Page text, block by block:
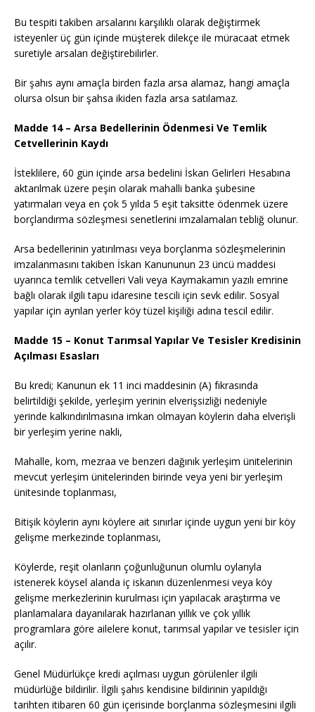
Bu tespiti takiben arsalarını karşılıklı olarak değiştirmek
isteyenler üç gün içinde müşterek dilekçe ile müracaat etmek
suretiyle arsaları değiştirebilirler.
Bir şahıs aynı amaçla birden fazla arsa alamaz, hangi amaçla
olursa olsun bir şahsa ikiden fazla arsa satılamaz.
Madde 14 – Arsa Bedellerinin Ödenmesi Ve Temlik
Cetvellerinin Kaydı
İsteklilere, 60 gün içinde arsa bedelini İskan Gelirleri Hesabına
aktarılmak üzere peşin olarak mahalli banka şubesine
yatırmaları veya en çok 5 yılda 5 eşit taksitte ödenmek üzere
borçlandırma sözleşmesi senetlerini imzalamaları tebliğ olunur.
Arsa bedellerinin yatırılması veya borçlanma sözleşmelerinin
imzalanmasını takiben İskan Kanununun 23 üncü maddesi
uyarınca temlik cetvelleri Vali veya Kaymakamın yazılı emrine
bağlı olarak ilgili tapu idaresine tescili için sevk edilir. Sosyal
yapılar için ayrılan yerler köy tüzel kişiliği adına tescil edilir.
Madde 15 – Konut Tarımsal Yapılar Ve Tesisler Kredisinin
Açılması Esasları
Bu kredi; Kanunun ek 11 inci maddesinin (A) fıkrasında
belirtildiği şekilde, yerleşim yerinin elverişsizliği nedeniyle
yerinde kalkındırılmasına imkan olmayan köylerin daha elverişli
bir yerleşim yerine nakli,
Mahalle, kom, mezraa ve benzeri dağınık yerleşim ünitelerinin
mevcut yerleşim ünitelerinden birinde veya yeni bir yerleşim
ünitesinde toplanması,
Bitişik köylerin aynı köylere ait sınırlar içinde uygun yeni bir köy
gelişme merkezinde toplanması,
Köylerde, reşit olanların çoğunluğunun olumlu oylarıyla
istenerek köysel alanda iç iskanın düzenlenmesi veya köy
gelişme merkezlerinin kurulması için yapılacak araştırma ve
planlamalara dayanılarak hazırlanan yıllık ve çok yıllık
programlara göre ailelere konut, tarımsal yapılar ve tesisler için
açılır.
Genel Müdürlükçe kredi açılması uygun görülenler ilgili
müdürlüğe bildirilir. İlgili şahıs kendisine bildirinin yapıldığı
tarihten itibaren 60 gün içerisinde borçlanma sözleşmesini ilgili